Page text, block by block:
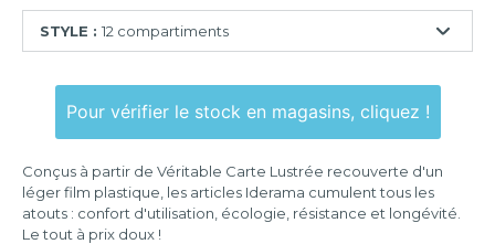
STYLE : 12 compartiments
compartiments
Pour vérifier le stock en magasins, cliquez !
Conçus à partir de Véritable Carte Lustrée recouverte d'un
léger film plastique, les articles Iderama cumulent tous les
atouts : confort d'utilisation, écologie, résistance et longévité.
Le tout à prix doux !